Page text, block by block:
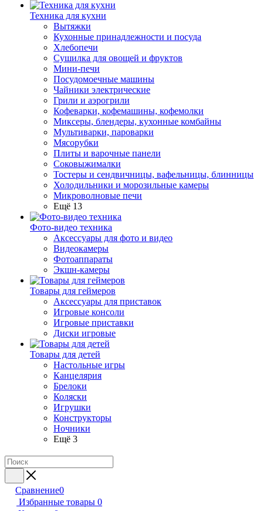
Техника для кухни
Вытяжки
Кухонные принадлежности и посуда
Хлебопечи
Сушилка для овощей и фруктов
Мини-печи
Посудомоечные машины
Чайники электрические
Грили и аэрогрили
Кофеварки, кофемашины, кофемолки
Миксеры, блендеры, кухонные комбайны
Мультиварки, пароварки
Мясорубки
Плиты и варочные панели
Соковыжималки
Тостеры и сендвичницы, вафельницы, блинницы
Холодильники и морозильные камеры
Микроволновые печи
Ещё 13
Фото-видео техника
Аксессуары для фото и видео
Видеокамеры
Фотоаппараты
Экшн-камеры
Товары для геймеров
Аксессуары для приставок
Игровые консоли
Игровые приставки
Диски игровые
Товары для детей
Настольные игры
Канцелярия
Брелоки
Коляски
Игрушки
Конструкторы
Ночники
Ещё 3
Сравнение0
Избранные товары 0